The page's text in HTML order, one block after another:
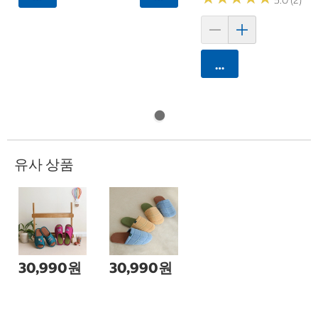
카트에 담기
유사 상품
30,990원 30,990원